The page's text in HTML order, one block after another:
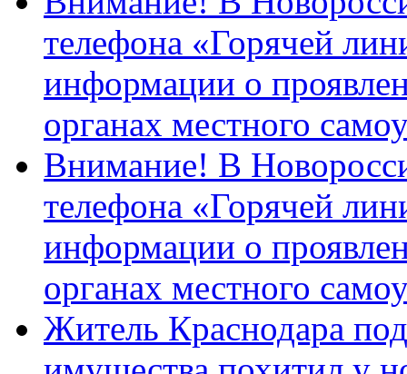
телефона «Горячей
информации о
органах местного
Внимание! В
телефона «Горячей
информации о
органах местного
Житель Краснодара